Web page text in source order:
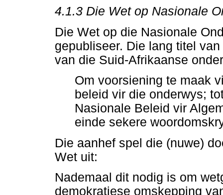
4.1.3 Die Wet op Nasionale
Die Wet op die Nasionale
gepubliseer. Die lang titel
van die Suid-Afrikaanse
Om voorsiening te maak
beleid vir die onderwys;
Nasionale Beleid vir
einde sekere
Die aanhef spel die (nuwe)
Wet uit:
Nademaal dit nodig is om
demokratiese omskepping